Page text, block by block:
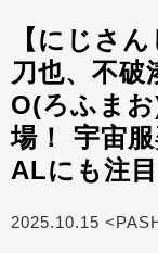
【にじさ
刀也、不破
O(ろふま
場！ 宇宙
ALにも注目
2025.10.15